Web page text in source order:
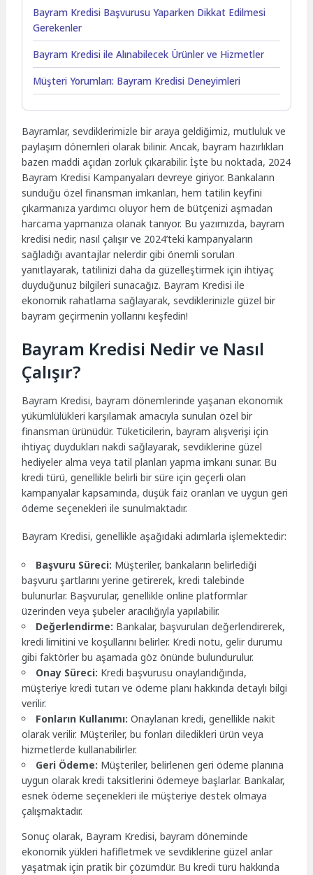
Bayram Kredisi Başvurusu Yaparken Dikkat Edilmesi
Gerekenler
Bayram Kredisi ile Alınabilecek Ürünler ve Hizmetler
Müşteri Yorumları: Bayram Kredisi Deneyimleri
Bayramlar, sevdiklerimizle bir araya geldiğimiz, mutluluk ve
paylaşım dönemleri olarak bilinir. Ancak, bayram hazırlıkları
bazen maddi açıdan zorluk çıkarabilir. İşte bu noktada, 2024
Bayram Kredisi Kampanyaları devreye giriyor. Bankaların
sunduğu özel finansman imkanları, hem tatilin keyfini
çıkarmanıza yardımcı oluyor hem de bütçenizi aşmadan
harcama yapmanıza olanak tanıyor. Bu yazımızda, bayram
kredisi nedir, nasıl çalışır ve 2024’teki kampanyaların
sağladığı avantajlar nelerdir gibi önemli soruları
yanıtlayarak, tatilinizi daha da güzelleştirmek için ihtiyaç
duyduğunuz bilgileri sunacağız. Bayram Kredisi ile
ekonomik rahatlama sağlayarak, sevdiklerinizle güzel bir
bayram geçirmenin yollarını keşfedin!
Bayram Kredisi Nedir ve Nasıl
Çalışır?
Bayram Kredisi, bayram dönemlerinde yaşanan ekonomik
yükümlülükleri karşılamak amacıyla sunulan özel bir
finansman ürünüdür. Tüketicilerin, bayram alışverişi için
ihtiyaç duydukları nakdi sağlayarak, sevdiklerine güzel
hediyeler alma veya tatil planları yapma imkanı sunar. Bu
kredi türü, genellikle belirli bir süre için geçerli olan
kampanyalar kapsamında, düşük faiz oranları ve uygun geri
ödeme seçenekleri ile sunulmaktadır.
Bayram Kredisi, genellikle aşağıdaki adımlarla işlemektedir:
Başvuru Süreci: Müşteriler, bankaların belirlediği
başvuru şartlarını yerine getirerek, kredi talebinde
bulunurlar. Başvurular, genellikle online platformlar
üzerinden veya şubeler aracılığıyla yapılabilir.
Değerlendirme: Bankalar, başvuruları değerlendirerek,
kredi limitini ve koşullarını belirler. Kredi notu, gelir durumu
gibi faktörler bu aşamada göz önünde bulundurulur.
Onay Süreci: Kredi başvurusu onaylandığında,
müşteriye kredi tutarı ve ödeme planı hakkında detaylı bilgi
verilir.
Fonların Kullanımı: Onaylanan kredi, genellikle nakit
olarak verilir. Müşteriler, bu fonları diledikleri ürün veya
hizmetlerde kullanabilirler.
Geri Ödeme: Müşteriler, belirlenen geri ödeme planına
uygun olarak kredi taksitlerini ödemeye başlarlar. Bankalar,
esnek ödeme seçenekleri ile müşteriye destek olmaya
çalışmaktadır.
Sonuç olarak, Bayram Kredisi, bayram döneminde
ekonomik yükleri hafifletmek ve sevdiklerine güzel anlar
yaşatmak için pratik bir çözümdür. Bu kredi türü hakkında